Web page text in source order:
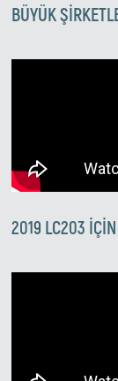
BÜYÜK
2019 LC203